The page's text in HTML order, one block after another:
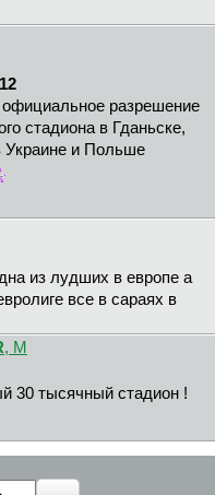
разрешение
стадиона в Гданьске,
Украине и Польше
из лудших в европе а
все в сараях в
, М
30 тысячный стадион !